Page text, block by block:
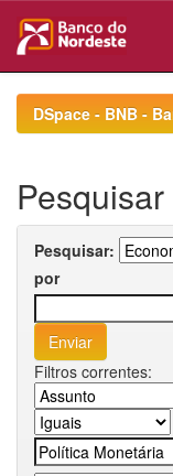
navigationDSpace - BNB -
Pesquisar
Pesquisar:
por
Filtros correntes: